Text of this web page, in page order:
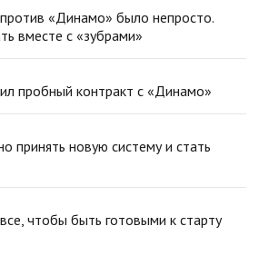
«Динамо» было непросто.
вместе с «зубрами»
пробный контракт с «Динамо»
принять новую систему и стать
чтобы быть готовыми к старту